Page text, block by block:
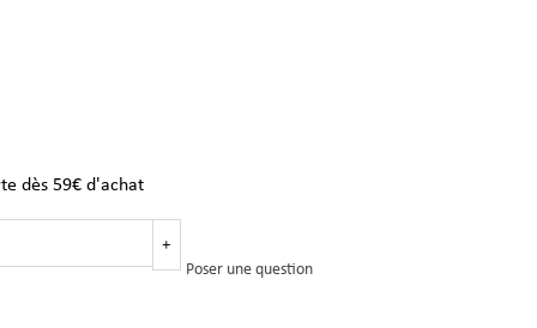
dès 59€ d'achat
+
Poser une question